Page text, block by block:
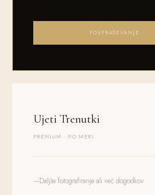
POVPRAŠEVANJE
Ujeti Trenutki
PREMIUM · PO MERI
Daljše fotografiranje ali več dogodkov